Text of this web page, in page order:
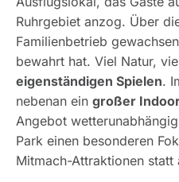
Ruhrgebiet anzog. Über
Familienbetrieb
bewahrt hat. Viel Natur,
eigenständigen Spielen.
nebenan ein großer
Angebot
Park einen besonderen
Mitmach-Attraktionen statt